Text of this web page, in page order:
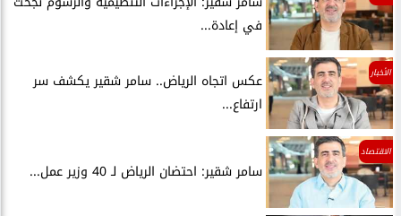
في إعادة...
الأخبار
عكس اتجاه الرياض.. سامر شقير يكشف سر
ارتفاع...
الاقتصاد
سامر شقير: احتضان الرياض لـ 40 وزير عمل...